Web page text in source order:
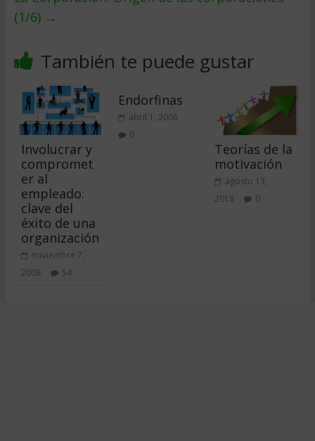
(1/6) →
También te puede gustar
Involucrar y
compromet
er al
empleado:
clave del
éxito de una
organización
noviembre 7,
2008
54
Endorfinas
abril 1, 2008
0
Teorías de la
motivación
agosto 13,
2018
0